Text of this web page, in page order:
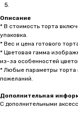
Описание
* В стоимость торта
упаковка.
* Вес и цена готового
* Цветовая гамма
из-за особенностей
* Любые параметры торта
пожеланий.
Дополнительная
С дополнительными